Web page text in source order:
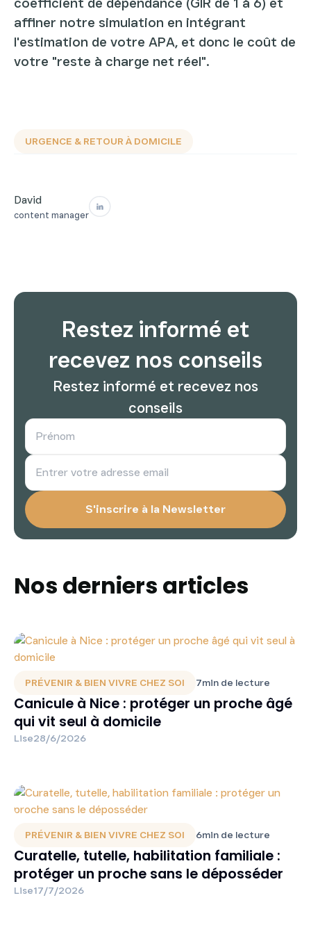
affiner notre simulation en intégrant
l'estimation de votre APA, et donc le coût de
votre "reste à charge net réel".
URGENCE & RETOUR À DOMICILE
David
content manager
Restez informé et
recevez nos conseils
Restez informé et recevez nos
conseils
Nos derniers articles
PRÉVENIR & BIEN VIVRE CHEZ SOI 7min de lecture
Canicule à Nice : protéger un proche âgé
qui vit seul à domicile
Lise28/6/2026
PRÉVENIR & BIEN VIVRE CHEZ SOI 6min de lecture
Curatelle, tutelle, habilitation familiale :
protéger un proche sans le déposséder
Lise17/7/2026